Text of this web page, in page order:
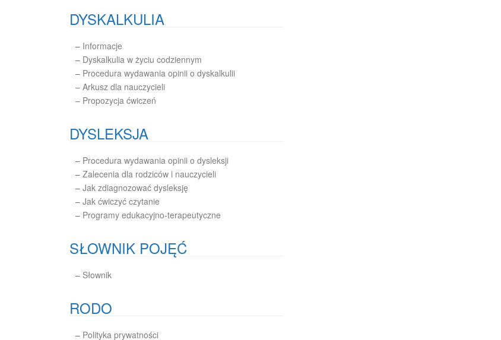
DYSKALKULIA
– Informacje
– Dyskalkulia w życiu codziennym
– Procedura wydawania opinii o dyskalkulii
– Arkusz dla nauczycieli
– Propozycja ćwiczeń
DYSLEKSJA
– Procedura wydawania opinii o dysleksji
– Zalecenia dla rodziców i nauczycieli
– Jak zdiagnozować dysleksję
– Jak ćwiczyć czytanie
– Programy edukacyjno-terapeutyczne
SŁOWNIK POJĘĆ
– Słownik
RODO
– Polityka prywatności